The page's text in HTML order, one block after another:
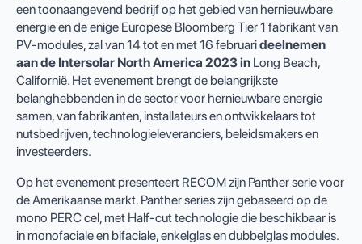
een toonaangevend bedrijf op het gebied van hernieuwbare
energie en de enige Europese Bloomberg Tier 1 fabrikant van
PV-modules, zal van 14 tot en met 16 februarideelnemen
aan de Intersolar North America 2023 in Long Beach,
Californië. Het evenement brengt de belangrijkste
belanghebbenden in de sector voor hernieuwbare energie
samen, van fabrikanten, installateurs en ontwikkelaars tot
nutsbedrijven, technologieleveranciers, beleidsmakers en
investeerders.
Op het evenement presenteert RECOM zijn Panther serie voor
de Amerikaanse markt. Panther series zijn gebaseerd op de
mono PERC cel, met Half-cut technologie die beschikbaar is
in monofaciale en bifaciale, enkelglas en dubbelglas modules.